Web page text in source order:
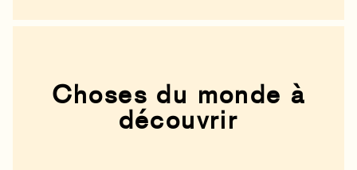
Choses du monde à
découvrir